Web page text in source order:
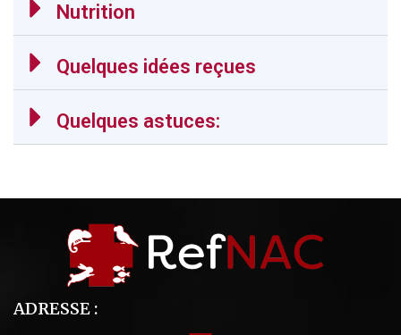
Nutrition
Quelques idées reçues
Quelques astuces:
ADRESSE :